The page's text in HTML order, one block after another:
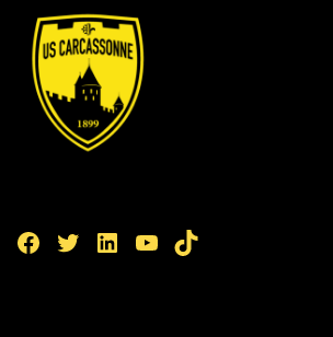
Facebook Twitter LinkedIn YouTube TikTok